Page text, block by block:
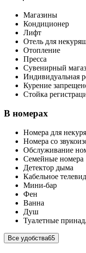
Магазины
Кондиционер
Лифт
Отель для
Отопление
Пресса
Сувенирный
Индивидуальная
Курение
Стойка
В номерах
Номера для
Номера со
Обслуживание
Семейные номера
Детектор дыма
Кабельное
Мини-бар
Фен
Ванна
Душ
Туалетные
Все удобства65